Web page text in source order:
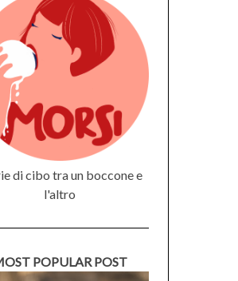
di cibo tra un boccone e
l'altro
POPULAR POST